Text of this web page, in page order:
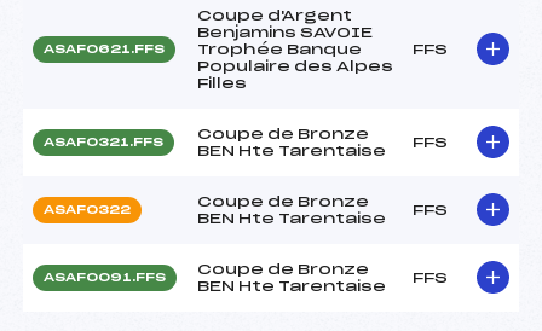
ASAF0621.FFS
Coupe d'Argent
Benjamins SAVOIE
Trophée Banque
Populaire des Alpes
Filles
FFS
ASAF0321.FFS
Coupe de Bronze
BEN Hte Tarentaise
FFS
ASAF0322
Coupe de Bronze
BEN Hte Tarentaise
FFS
ASAF0091.FFS
Coupe de Bronze
BEN Hte Tarentaise
FFS